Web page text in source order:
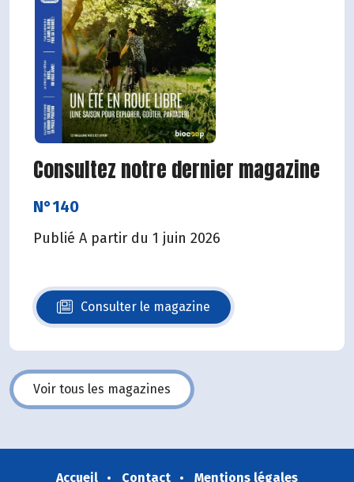
Consultez notre dernier magazine
N°140
Publié A partir du 1 juin 2026
Consulter le magazine
N°140
Voir tous les magazines
Accueil Contact
Mentions légales